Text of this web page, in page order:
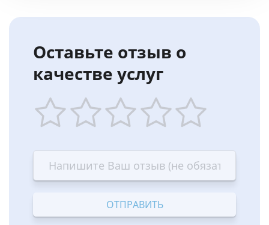
Оставьте отзыв о
качестве услуг
star
Terrible
stars
—
Bad
stars
—
OK
stars
—
Good
stars
—
Excellent